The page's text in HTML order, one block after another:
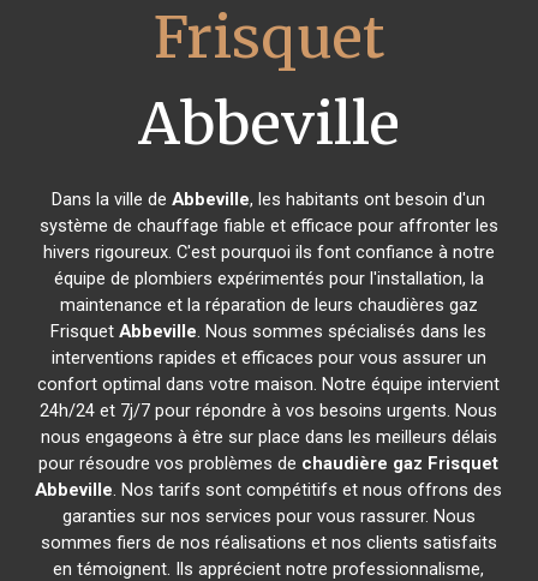
Frisquet
Abbeville
Dans la ville deAbbeville, les habitants ont besoin d'un
système de chauffage fiable et efficace pour affronter les
hivers rigoureux. C'est pourquoi ils font confiance à notre
équipe de plombiers expérimentés pour l'installation, la
maintenance et la réparation de leurs chaudières gaz
FrisquetAbbeville. Nous sommes spécialisés dans les
interventions rapides et efficaces pour vous assurer un
confort optimal dans votre maison. Notre équipe intervient
24h/24 et 7j/7 pour répondre à vos besoins urgents. Nous
nous engageons à être sur place dans les meilleurs délais
pour résoudre vos problèmes de chaudière gaz Frisquet
Abbeville. Nos tarifs sont compétitifs et nous offrons des
garanties sur nos services pour vous rassurer. Nous
sommes fiers de nos réalisations et nos clients satisfaits
en témoignent. Ils apprécient notre professionnalisme,